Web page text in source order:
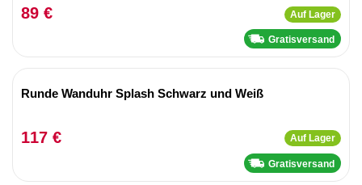
89 € Auf Lager
Gratisversand
Runde Wanduhr Splash Schwarz und Weiß
117 € Auf Lager
Gratisversand